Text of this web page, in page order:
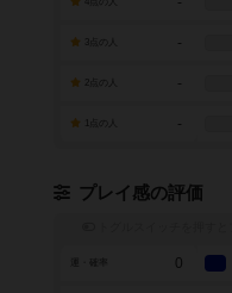
-
-
-
プレイ感の評価
0